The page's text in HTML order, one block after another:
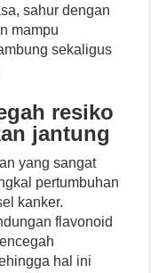
sahur dengan
mampu
sekaligus
resiko
jantung
yang sangat
pertumbuhan
kanker.
flavonoid
hal ini